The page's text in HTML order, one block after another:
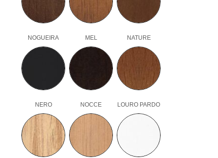
NOGUEIRA MEL NATURE
NERO NOCCE LOURO PARDO